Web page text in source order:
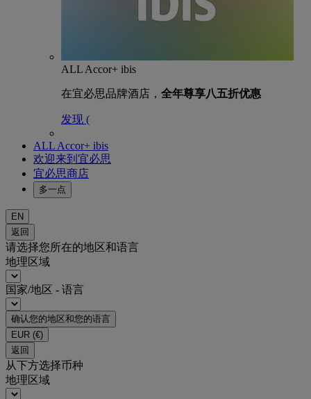
ALL Accor+ ibis
在宜必思品牌酒店， 全年尊享八五折优惠
发现 (
ALL Accor+ ibis
欢迎来到宜必思
宜必思商店
多一点
EN
返回
请选择您所在的地区和语言
地理区域
国家/地区 - 语言
确认您的地区和您的语言
EUR (€)
返回
从下方选择币种
地理区域